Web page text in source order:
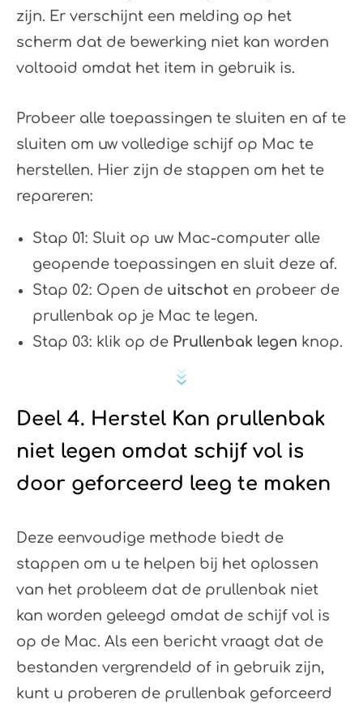
zijn. Er verschijnt een melding op het
scherm dat de bewerking niet kan worden
voltooid omdat het item in gebruik is.
Probeer alle toepassingen te sluiten en af ​​te
sluiten om uw volledige schijf op Mac te
herstellen. Hier zijn de stappen om het te
repareren:
Stap 01: Sluit op uw Mac-computer alle
geopende toepassingen en sluit deze af.
Stap 02: Open de uitschot en probeer de
prullenbak op je Mac te legen.
Stap 03: klik op de Prullenbak legen knop.
Deel 4. Herstel Kan prullenbak
niet legen omdat schijf vol is
door geforceerd leeg te maken
Deze eenvoudige methode biedt de
stappen om u te helpen bij het oplossen
van het probleem dat de prullenbak niet
kan worden geleegd omdat de schijf vol is
op de Mac. Als een bericht vraagt ​​dat de
bestanden vergrendeld of in gebruik zijn,
kunt u proberen de prullenbak geforceerd